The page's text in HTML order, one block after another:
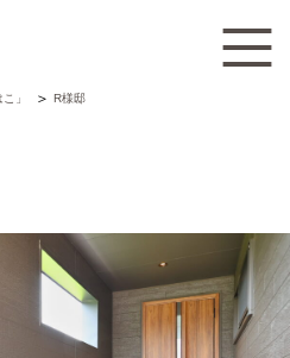
」 R様邸